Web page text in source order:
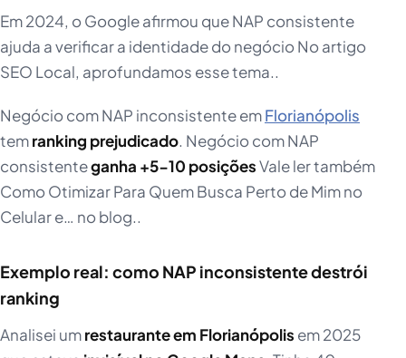
Em 2024, o Google afirmou que NAP consistente
ajuda a verificar a identidade do negócio No artigo
SEO Local, aprofundamos esse tema..
Negócio com NAP inconsistente emFlorianópolis
temranking prejudicado. Negócio com NAP
consistenteganha +5-10 posiçõesVale ler também
Como Otimizar Para Quem Busca Perto de Mim no
Celular e… no blog..
Exemplo real: como NAP inconsistente destrói
ranking
Analisei umrestaurante em Florianópolis em 2025